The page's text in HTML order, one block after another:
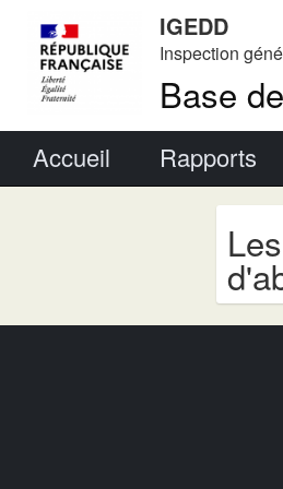
IGEDD
Inspection
Base
Accueil Rapports